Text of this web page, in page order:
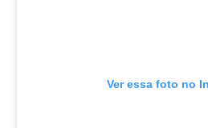
Ver essa foto no